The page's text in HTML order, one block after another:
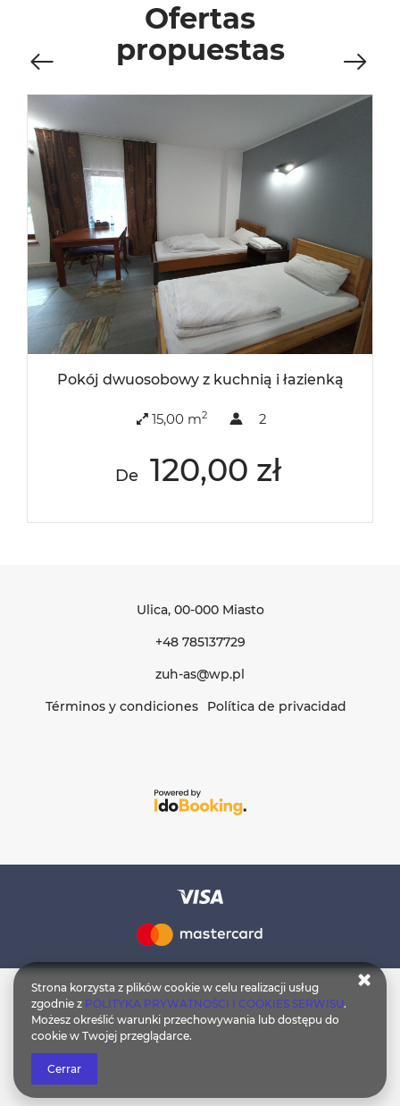
Ofertas
propuestas
Pokój dwuosobowy z kuchnią i łazienką
15,00 m2 2
De 120,00 zł
Ulica, 00-000 Miasto
+48 785137729
zuh-as@wp.pl
Términos y condiciones
Política de privacidad
Strona korzysta z plików cookie w celu realizacji usług
zgodnie z POLITYKA PRYWATNOŚCI I COOKIES SERWISU.
Możesz określić warunki przechowywania lub dostępu do
cookie w Twojej przeglądarce.
Cerrar